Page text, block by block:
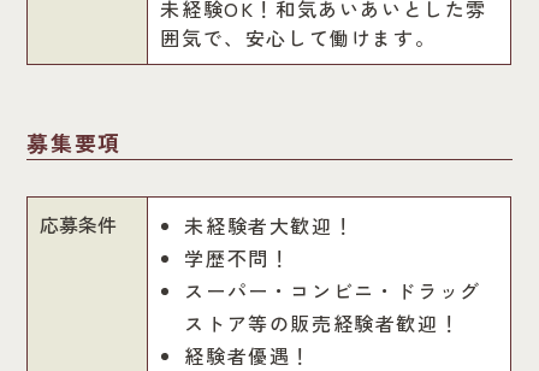
未経験OK！和気あいあいとした雰
囲気で、安心して働けます。
募集要項
応募条件
未経験者大歓迎！
学歴不問！
スーパー・コンビニ・ドラッグ
ストア等の販売経験者歓迎！
経験者優遇！